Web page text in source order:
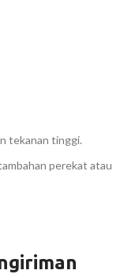
tekanan tinggi.
perekat atau